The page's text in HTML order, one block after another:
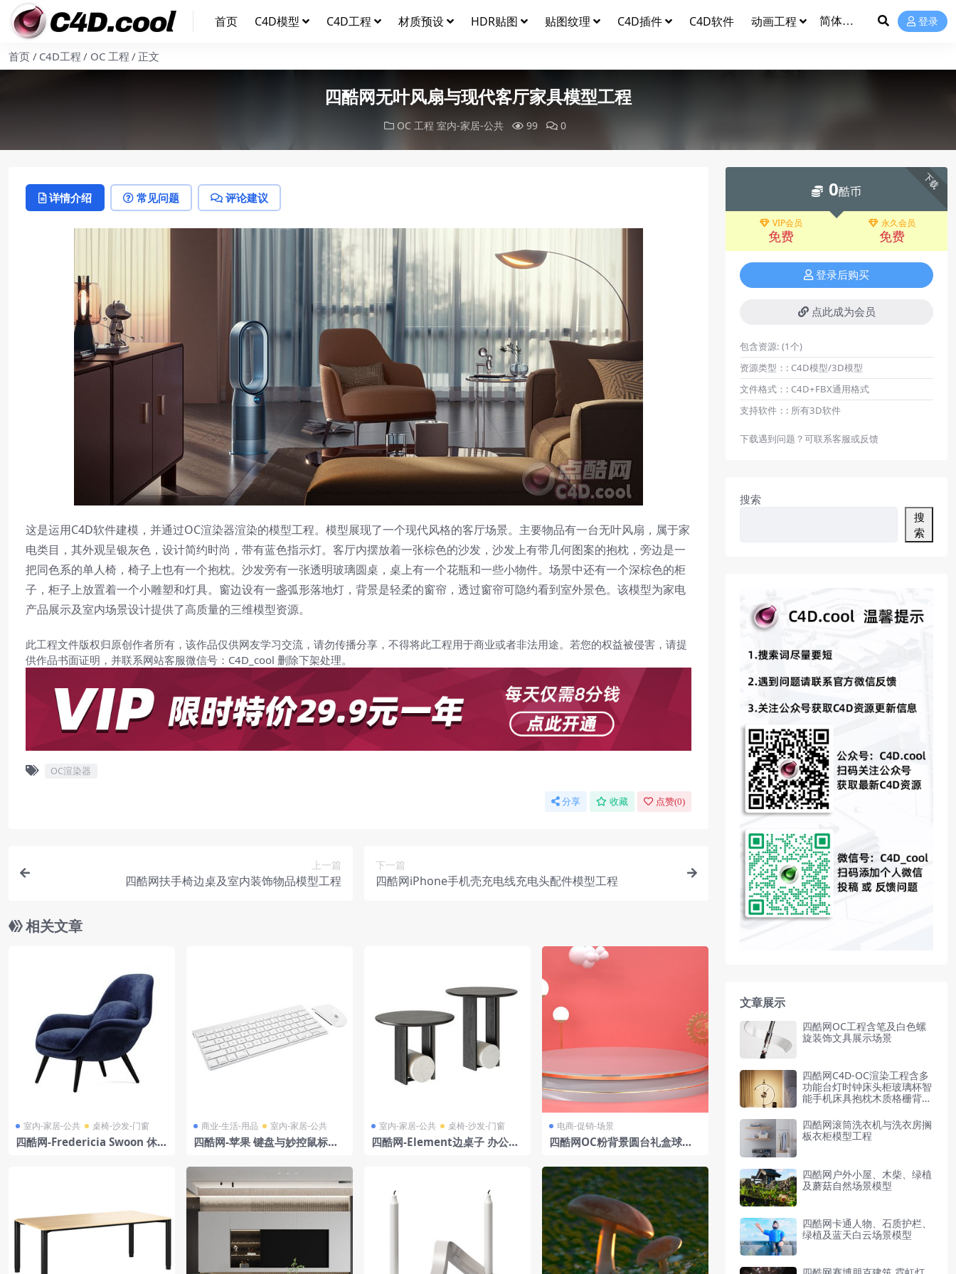
首页 C4D模型 C4D工程 材质预设 HDR贴图 贴图纹理 C4D插件 C4D软件 动画工程 登录
首页 C4D工程 OC 工程 正文
四酷网无叶风扇与现代客厅家具模型工程
OC 工程 室内-家居-公共 99 0
详情介绍 常见问题 评论建议
这是运用C4D软件建模，并通过OC渲染器渲染的模型工程。模型展现了一个现代风格的客厅场景。主要物品有一台无叶风扇，属于家
电类目，其外观呈银灰色，设计简约时尚，带有蓝色指示灯。客厅内摆放着一张棕色的沙发，沙发上有带几何图案的抱枕，旁边是一
把同色系的单人椅，椅子上也有一个抱枕。沙发旁有一张透明玻璃圆桌，桌上有一个花瓶和一些小物件。场景中还有一个深棕色的柜
子，柜子上放置着一个小雕塑和灯具。窗边设有一盏弧形落地灯，背景是轻柔的窗帘，透过窗帘可隐约看到室外景色。该模型为家电
产品展示及室内场景设计提供了高质量的三维模型资源。
此工程文件版权归原创作者所有，该作品仅供网友学习交流，请勿传播分享，不得将此工程用于商业或者非法用途。若您的权益被侵害，请提
供作品书面证明，并联系网站客服微信号：C4D_cool 删除下架处理。
OC渲染器
分享 收藏 点赞(0)
上一篇
四酷网扶手椅边桌及室内装饰物品模型工程
下一篇
四酷网iPhone手机壳充电线充电头配件模型工程
相关文章
室内-家居-公共 桌椅-沙发-门窗
四酷网-Fredericia Swoon 休闲
商业-生活-用品 室内-家居-公共
四酷网-苹果 键盘与妙控鼠标模
室内-家居-公共 桌椅-沙发-门窗
四酷网-Element边桌子 办公桌
电商-促销-场景
四酷网OC粉背景圆台礼盒球形
下载
0酷币
VIP会员
免费
永久会员
免费
登录后购买
点此成为会员
包含资源: (1个)
资源类型：: C4D模型/3D模型
文件格式：: C4D+FBX通用格式
支持软件：: 所有3D软件
下载遇到问题？可联系客服或反馈
搜索
搜
索
文章展示
四酷网OC工程含笔及白色螺
旋装饰文具展示场景
四酷网C4D-OC渲染工程含多
功能台灯时钟床头柜玻璃杯智
能手机床具抱枕木质格栅背景
四酷网滚筒洗衣机与洗衣房搁
板衣柜模型工程
四酷网户外小屋、木柴、绿植
及蘑菇自然场景模型
四酷网卡通人物、石质护栏、
绿植及蓝天白云场景模型